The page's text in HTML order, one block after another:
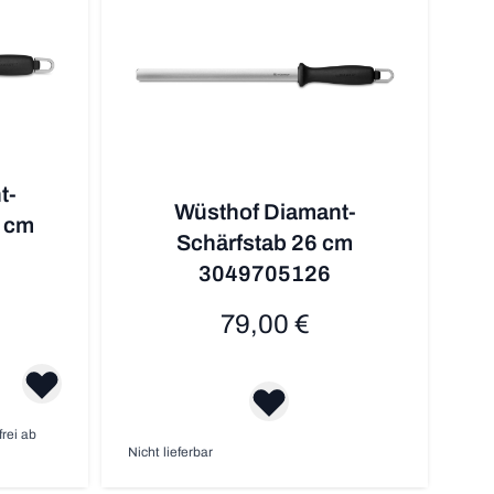
ab
Wüsthof Diamant-
Schärfstab 26 cm
3049705126
79,00 €
Nicht lieferbar